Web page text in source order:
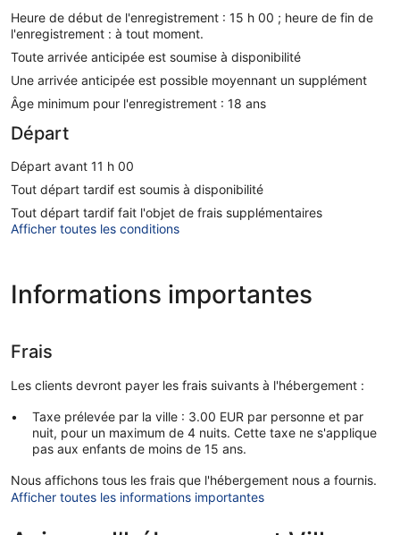
Heure de début de l'enregistrement : 15 h 00 ; heure de fin de
l'enregistrement : à tout moment.
Toute arrivée anticipée est soumise à disponibilité
Une arrivée anticipée est possible moyennant un supplément
Âge minimum pour l'enregistrement : 18 ans
Départ
Départ avant 11 h 00
Tout départ tardif est soumis à disponibilité
Tout départ tardif fait l'objet de frais supplémentaires
Afficher toutes les conditions
Informations importantes
Frais
Les clients devront payer les frais suivants à l'hébergement :
Taxe prélevée par la ville : 3.00 EUR par personne et par
nuit, pour un maximum de 4 nuits. Cette taxe ne s'applique
pas aux enfants de moins de 15 ans.
Nous affichons tous les frais que l'hébergement nous a fournis.
Afficher toutes les informations importantes